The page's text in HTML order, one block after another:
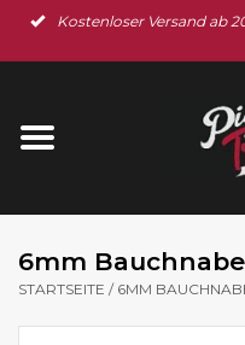
Kostenloser Versand ab
Startseite
Ohrschmuck
6mm
STARTSEITE / 6MM